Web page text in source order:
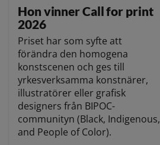
Hon vinner Call for print
2026
Priset har som syfte att
förändra den homogena
konstscenen och ges till
yrkesverksamma konstnärer,
illustratörer eller grafisk
designers från BIPOC-
communityn (Black, Indigenous,
and People of Color).